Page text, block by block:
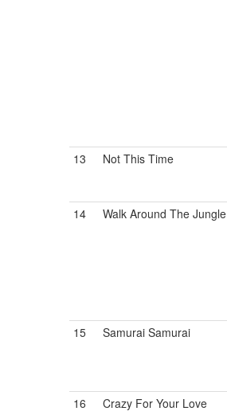
13
Not This Time
14
Walk Around The Jungle
15
Samurai Samurai
16
Crazy For Your Love